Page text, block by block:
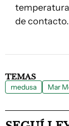
de contacto.
TEMAS
medusa Mar